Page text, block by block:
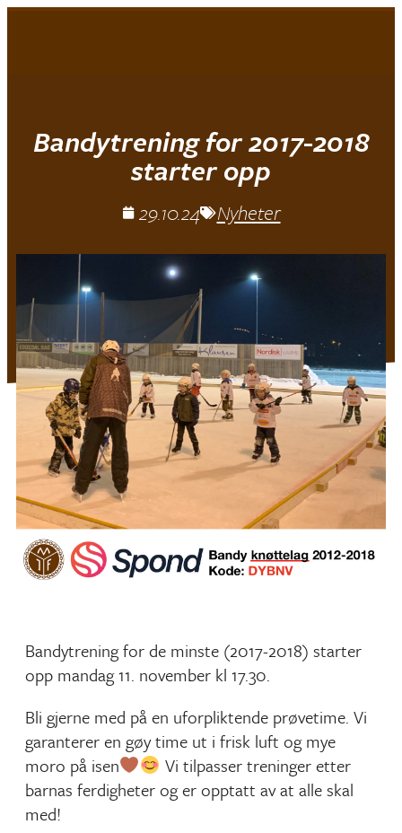
Bandytrening for 2017-2018
starter opp
29.10.24 Nyheter
Bandytrening for de minste (2017-2018) starter
opp mandag 11. november kl 17.30.
Bli gjerne med på en uforpliktende prøvetime. Vi
garanterer en gøy time ut i frisk luft og mye
moro på isen
Vi tilpasser treninger etter
barnas ferdigheter og er opptatt av at alle skal
med!